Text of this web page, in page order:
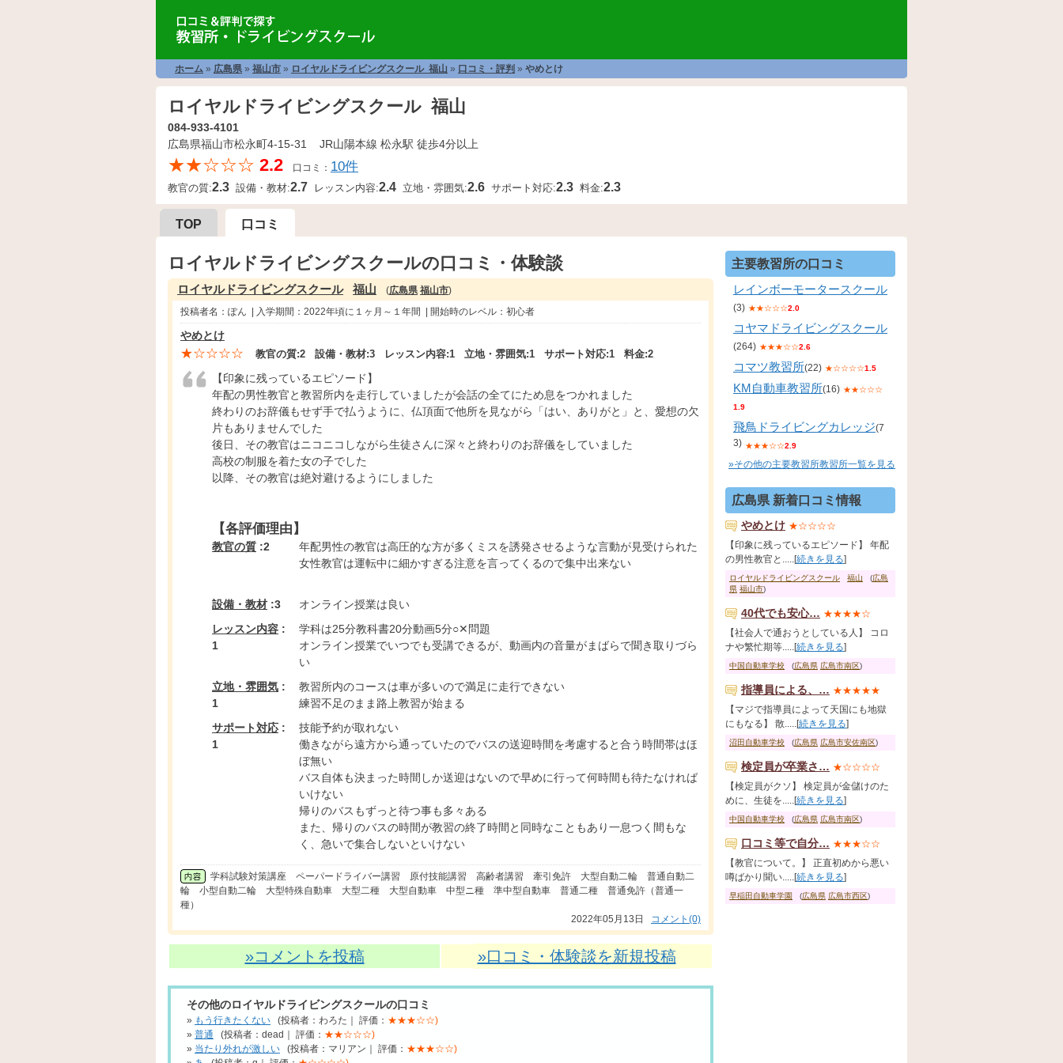
ホーム » 広島県 » 福山市 » ロイヤルドライビングスクール 福山 » 口コミ・評判 » やめとけ
ロイヤルドライビングスクール 福山
084-933-4101
広島県福山市松永町4-15-31 JR山陽本線 松永駅 徒歩4分以上
★★☆☆☆ 2.2 口コミ： 10件
教官の質:2.3 設備・教材:2.7 レッスン内容:2.4 立地・雰囲気:2.6 サポート対応:2.3 料金:2.3
TOP 口コミ
ロイヤルドライビングスクールの口コミ・体験談
ロイヤルドライビングスクール 福山 (広島県 福山市)
投稿者名：ぽん | 入学期間：2022年頃に１ヶ月～１年間 | 開始時のレベル：初心者
やめとけ
★☆☆☆☆ 教官の質:2 設備・教材:3 レッスン内容:1 立地・雰囲気:1 サポート対応:1 料金:2
【印象に残っているエピソード】
年配の男性教官と教習所内を走行していましたが会話の全てにため息をつかれました
終わりのお辞儀もせず手で払うように、仏頂面で他所を見ながら「はい、ありがと」と、愛想の欠
片もありませんでした
後日、その教官はニコニコしながら生徒さんに深々と終わりのお辞儀をしていました
高校の制服を着た女の子でした
以降、その教官は絶対避けるようにしました
【各評価理由】
教官の質 :2
年配男性の教官は高圧的な方が多くミスを誘発させるような言動が見受けられた
女性教官は運転中に細かすぎる注意を言ってくるので集中出来ない
設備・教材 :3
オンライン授業は良い
レッスン内容 :
1
学科は25分教科書20分動画5分○✕問題
オンライン授業でいつでも受講できるが、動画内の音量がまばらで聞き取りづら
い
立地・雰囲気 :
1
教習所内のコースは車が多いので満足に走行できない
練習不足のまま路上教習が始まる
サポート対応 :
1
技能予約が取れない
働きながら遠方から通っていたのでバスの送迎時間を考慮すると合う時間帯はほ
ぼ無い
バス自体も決まった時間しか送迎はないので早めに行って何時間も待たなければ
いけない
帰りのバスもずっと待つ事も多々ある
また、帰りのバスの時間が教習の終了時間と同時なこともあり一息つく間もな
く、急いで集合しないといけない
学科試験対策講座 ペーパードライバー講習 原付技能講習 高齢者講習 牽引免許 大型自動二輪 普通自動二
輪 小型自動二輪 大型特殊自動車 大型二種 大型自動車 中型ニ種 準中型自動車 普通二種 普通免許（普通一
種）
2022年05月13日 コメント(0)
»コメントを投稿 »口コミ・体験談を新規投稿
その他のロイヤルドライビングスクールの口コミ
» もう行きたくない (投稿者：わろた｜ 評価： ★★★☆☆)
» 普通 (投稿者：dead｜ 評価： ★★☆☆☆)
» 当たり外れが激しい (投稿者：マリアン｜ 評価： ★★★☆☆)
主要教習所の口コミ
レインボーモータースクール
(3) ★★☆☆☆2.0
コヤマドライビングスクール
(264) ★★★☆☆2.6
コマツ教習所(22) ★☆☆☆☆1.5
KM自動車教習所(16) ★★☆☆☆
1.9
飛鳥ドライビングカレッジ(7
3) ★★★☆☆2.9
»その他の主要教習所教習所一覧を見る
広島県 新着口コミ情報
やめとけ ★☆☆☆☆
【印象に残っているエピソード】 年配
の男性教官と.....[続きを見る]
ロイヤルドライビングスクール 福山 (広島
県 福山市)
40代でも安心… ★★★★☆
【社会人で通おうとしている人】 コロ
ナや繁忙期等.....[続きを見る]
中国自動車学校 (広島県 広島市南区)
指導員による、… ★★★★★
【マジで指導員によって天国にも地獄
にもなる】 散.....[続きを見る]
沼田自動車学校 (広島県 広島市安佐南区)
検定員が卒業さ… ★☆☆☆☆
【検定員がクソ】 検定員が金儲けのた
めに、生徒を.....[続きを見る]
中国自動車学校 (広島県 広島市南区)
口コミ等で自分… ★★★☆☆
【教官について。】 正直初めから悪い
噂ばかり聞い.....[続きを見る]
早稲田自動車学園 (広島県 広島市西区)